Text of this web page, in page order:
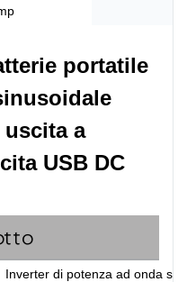
portatile
a
USB DC
Inverter di potenza ad onda